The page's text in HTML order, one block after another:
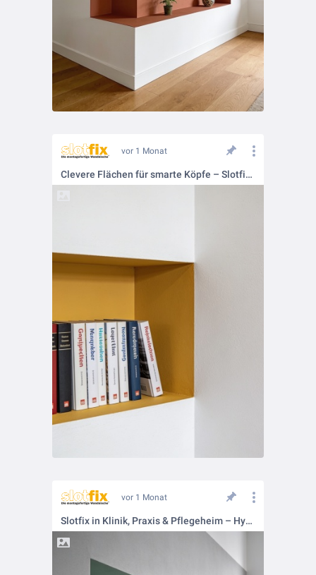
vor 1 Monat
Clevere Flächen für smarte Köpfe – Slotfix in Schulen und Kitas
vor 1 Monat
Slotfix in Klinik, Praxis & Pflegeheim – Hygiene trifft Design